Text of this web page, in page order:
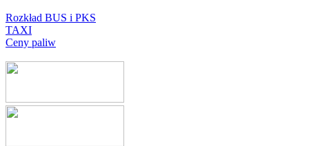
Rozkład BUS i PKS
TAXI
Ceny paliw